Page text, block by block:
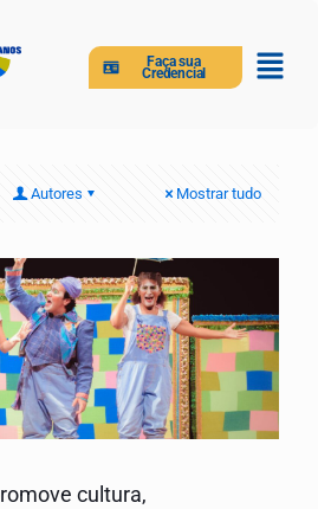
Faça sua
Credencial
Autores Mostrar tudo
cultura,